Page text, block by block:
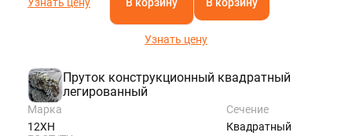
Узнать цену
Пруток конструкционный квадратный
легированный
Марка
12ХН
Сечение
Квадратный